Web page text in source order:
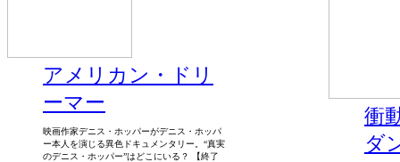
アメリカン・ドリ
ーマー
映画作家デニス・ホッパーがデニス・ホッパ
ー本人を演じる異色ドキュメンタリー。“真実
のデニス・ホッパー”はどこにいる？ 【終了
衝
ダ